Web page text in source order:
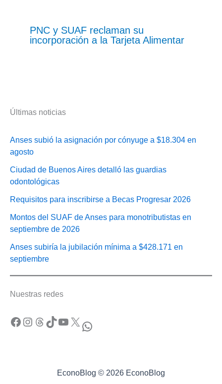
PNC y SUAF reclaman su
incorporación a la Tarjeta Alimentar
Últimas noticias
Anses subió la asignación por cónyuge a $18.304 en
agosto
Ciudad de Buenos Aires detalló las guardias
odontológicas
Requisitos para inscribirse a Becas Progresar 2026
Montos del SUAF de Anses para monotributistas en
septiembre de 2026
Anses subiría la jubilación mínima a $428.171 en
septiembre
Nuestras redes
Facebook Instagram Threads TikTok YouTube X WhatsApp
EconoBlog © 2026 EconoBlog